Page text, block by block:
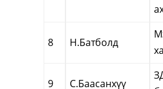
8 Н.Батболд
9 С.Баасанхүү